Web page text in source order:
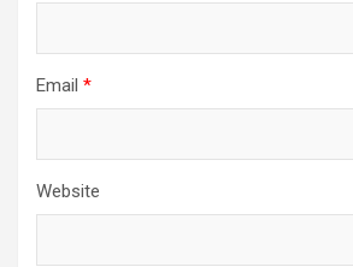
Email *
Website